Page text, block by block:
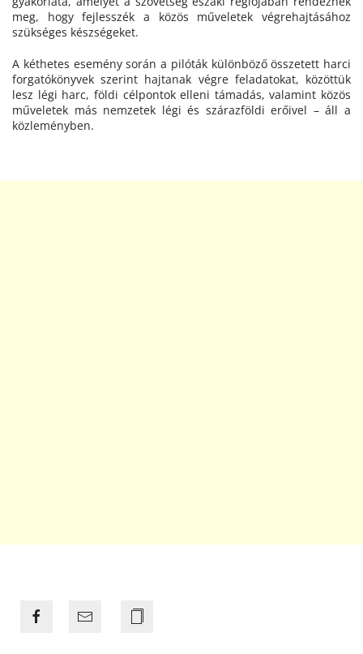
meg, hogy fejlesszék a közös műveletek végrehajtásához
szükséges készségeket.
A kéthetes esemény során a pilóták különböző összetett harci
forgatókönyvek szerint hajtanak végre feladatokat, közöttük
lesz légi harc, földi célpontok elleni támadás, valamint közös
műveletek más nemzetek légi és szárazföldi erőivel – áll a
közleményben.